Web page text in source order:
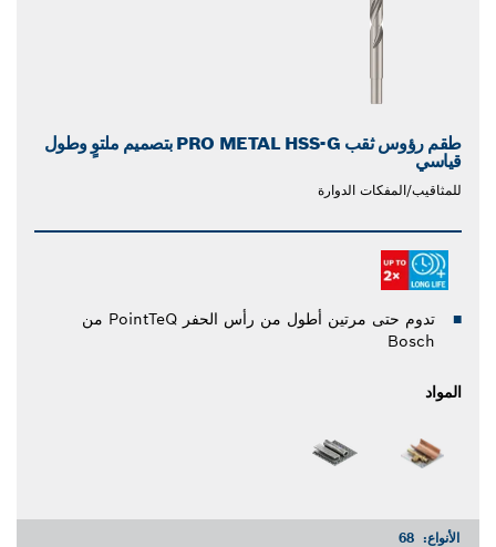
طقم رؤوس ثقب PRO METAL HSS-G بتصميم ملتوٍ وطول
قياسي
للمثاقيب/المفكات الدوارة
تدوم حتى مرتين أطول من رأس الحفر PointTeQ من
Bosch
المواد
الأنواع: 68